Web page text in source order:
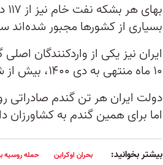
بسیاری از کشورها مجبور
ایران نیز یکی از واردکنندگان
۱۰ ماه منتهی به دی ۱۴۰۰، بیش از شش میلیون تن گندم وارد ایران شد.
اما برای همین گندم به کشاورزان داخلی فقط
بیشتر بخوانید: بحران اوکراین حمله روسیه